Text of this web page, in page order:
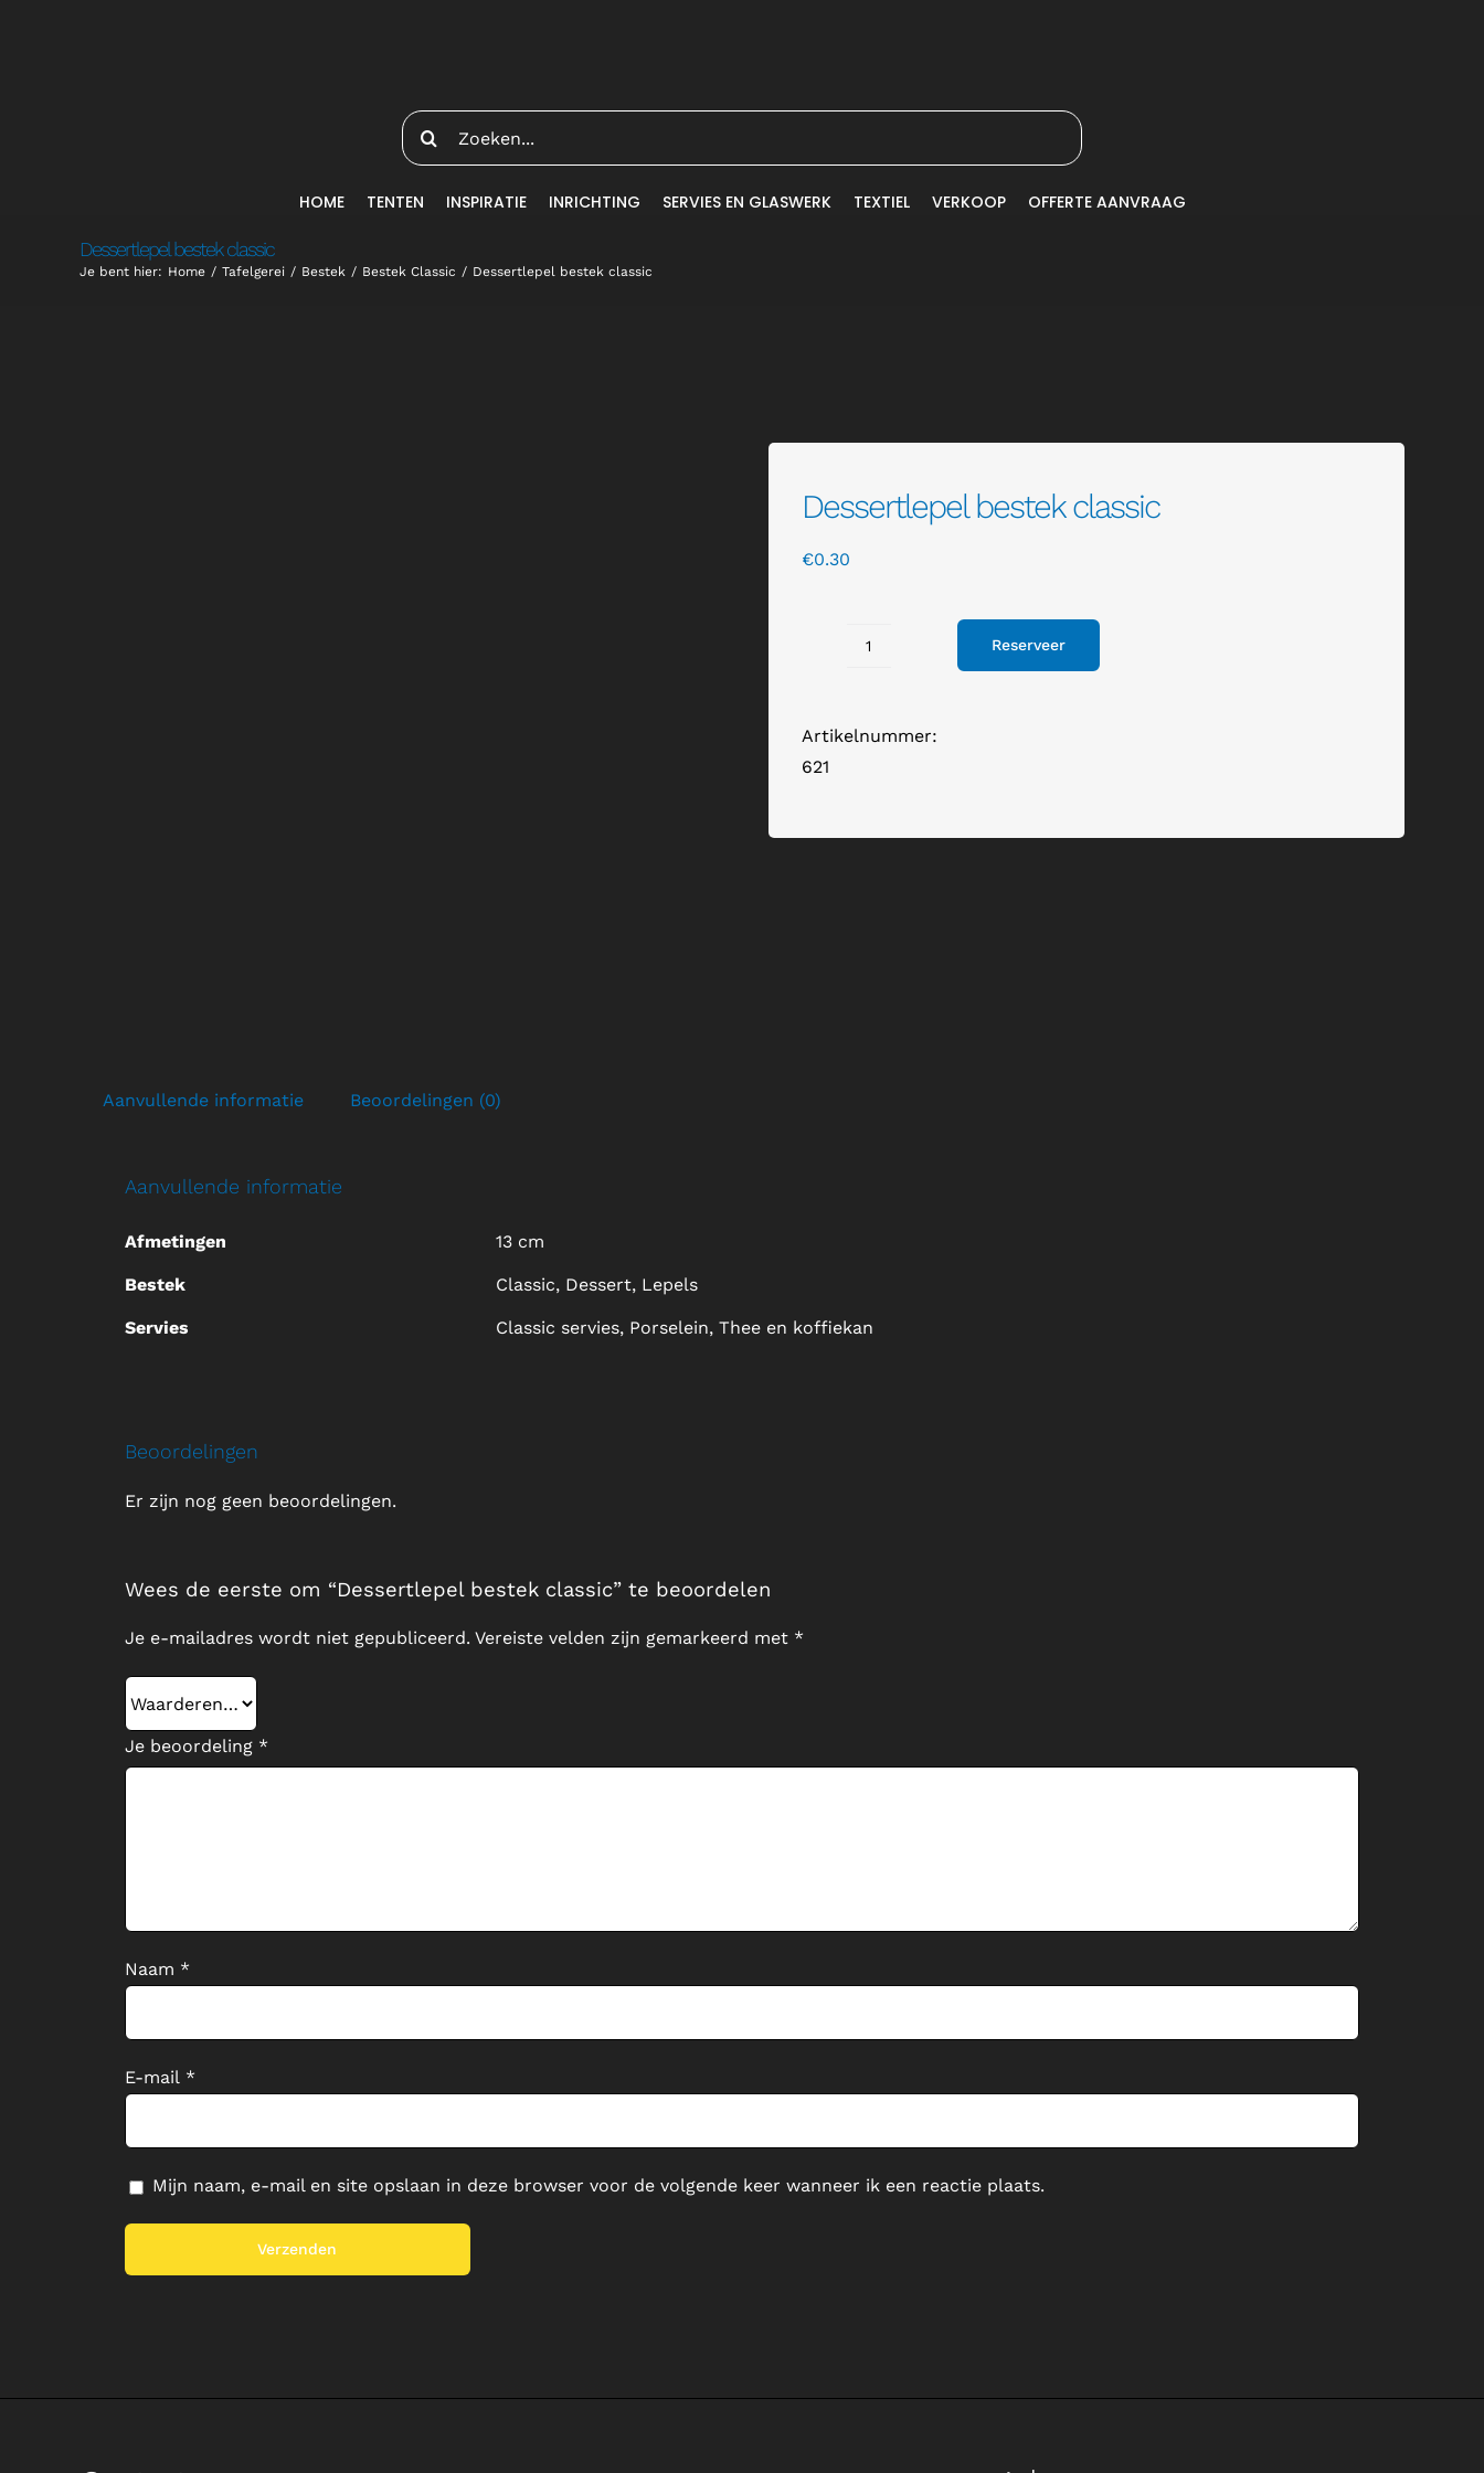
Zoeken
naar:
HOME TENTEN INSPIRATIE INRICHTING SERVIES EN GLASWERK TEXTIEL VERKOOP OFFERTE AANVRAAG
Dessertlepel bestek classic
Je bent hier: Home Tafelgerei Bestek Bestek Classic Dessertlepel bestek classic
Dessertlepel bestek classic
€0.30
Dessertlepel
Reserveer
Artikelnummer:
621
Aanvullende informatie Beoordelingen (0)
Aanvullende informatie
Afmetingen 13 cm
Bestek Classic, Dessert, Lepels
Servies Classic servies, Porselein, Thee en koffiekan
Beoordelingen
Er zijn nog geen beoordelingen.
Wees de eerste om “Dessertlepel bestek classic” te beoordelen
Je e-mailadres wordt niet gepubliceerd. Vereiste velden zijn gemarkeerd met *
Je beoordeling *
Naam *
E-mail *
Mijn naam, e-mail en site opslaan in deze browser voor de volgende keer wanneer ik een reactie plaats.